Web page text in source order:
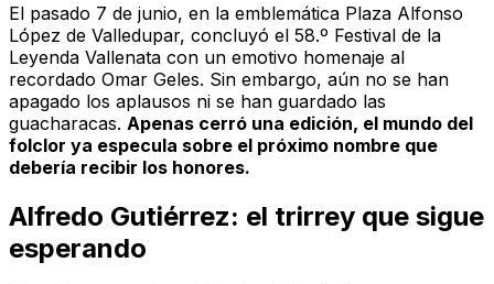
El pasado 7 de junio, en la emblemática Plaza Alfonso
López de Valledupar, concluyó el 58.º Festival de la
Leyenda Vallenata con un emotivo homenaje al
recordado Omar Geles. Sin embargo, aún no se han
apagado los aplausos ni se han guardado las
guacharacas. Apenas cerró una edición, el mundo del
folclor ya especula sobre el próximo nombre que
debería recibir los honores.
Alfredo Gutiérrez: el trirrey que sigue
esperando